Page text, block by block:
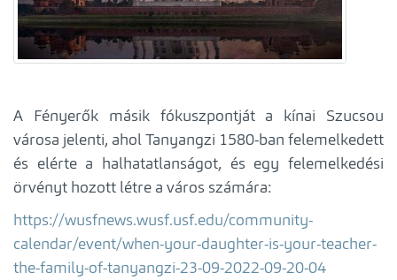
A Fényerők másik fókuszpontját a kínai Szucsou
városa jelenti, ahol Tanyangzi 1580-ban felemelkedett
és elérte a halhatatlanságot, és egy felemelkedési
örvényt hozott létre a város számára:
https://wusfnews.wusf.usf.edu/community-
calendar/event/when-your-daughter-is-your-teacher-
the-family-of-tanyangzi-23-09-2022-09-20-04